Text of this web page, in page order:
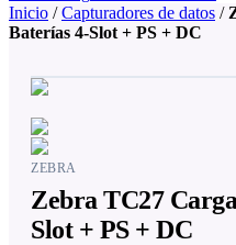
Inicio / Capturadores de datos /
Baterías 4-Slot + PS + DC
ZEBRA
Zebra TC27
Slot + PS + DC